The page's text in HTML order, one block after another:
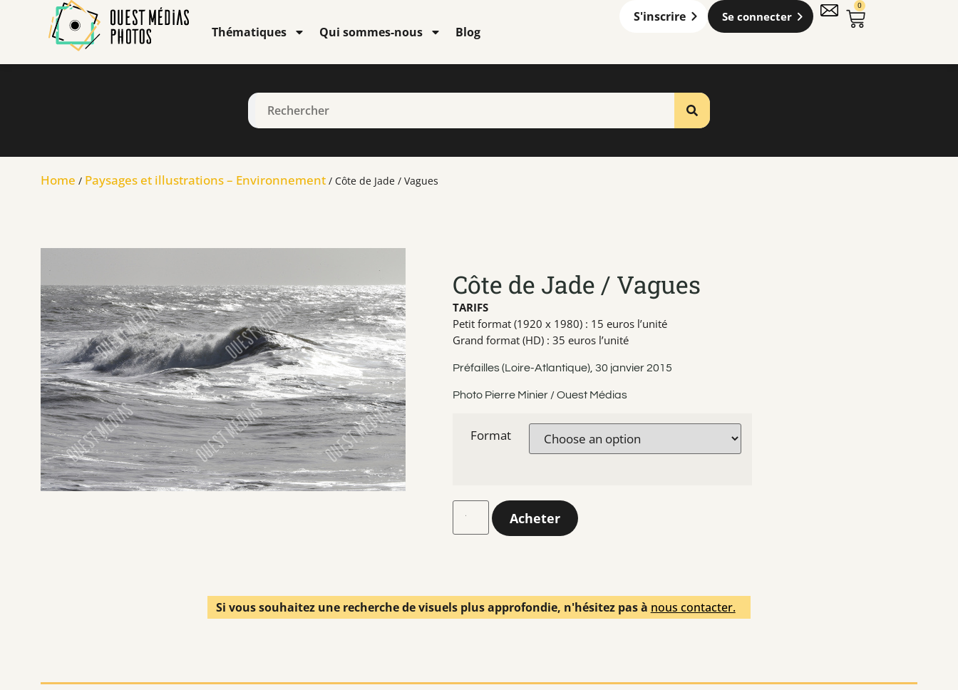
Thématiques Qui sommes-nous Blog
S'inscrire Se connecter
0
Home / Paysages et illustrations – Environnement / Côte de Jade / Vagues
Côte de Jade / Vagues
TARIFS
Petit format (1920 x 1980) : 15 euros l’unité
Grand format (HD) : 35 euros l’unité
Préfailles (Loire-Atlantique), 30 janvier 2015
Photo Pierre Minier / Ouest Médias
Format
Acheter
Si vous souhaitez une recherche de visuels plus approfondie, n'hésitez pas à nous contacter.